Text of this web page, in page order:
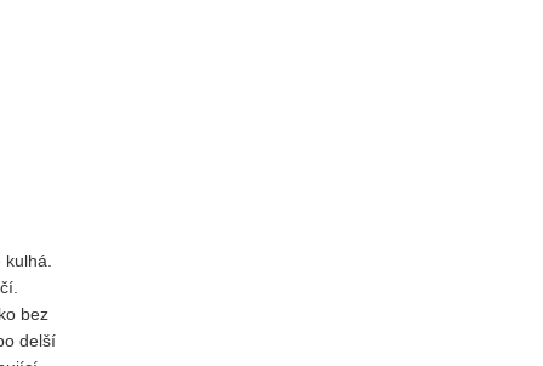
bez
delší